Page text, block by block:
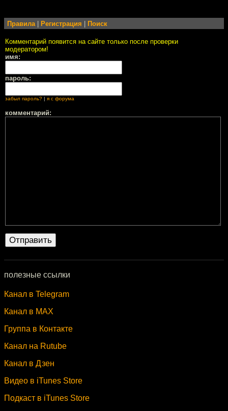
Правила| Регистрация Поиск
Комментарий появится на сайте только после проверки
модератором!
имя:
пароль:
забыл пароль? я с форума
комментарий:
полезные ссылки
Канал в Telegram
Канал в MAX
Группа в Контакте
Канал на Rutube
Канал в Дзен
Видео в iTunes Store
Подкаст в iTunes Store